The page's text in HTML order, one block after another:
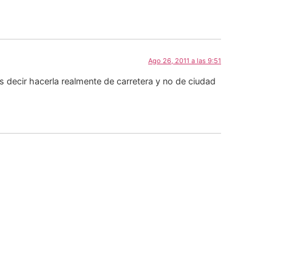
Ago 26, 2011 a las 9:51
hacerla realmente de carretera y no de ciudad